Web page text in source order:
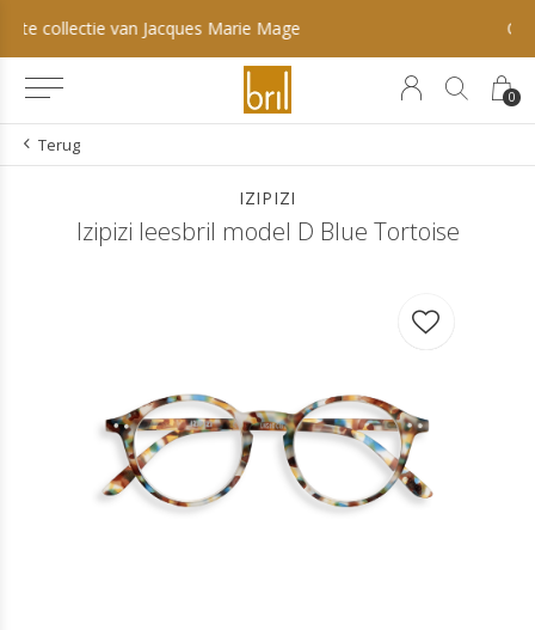
0
Optometrie & oogcontrole
Terug
IZIPIZI
Izipizi leesbril model D Blue Tortoise